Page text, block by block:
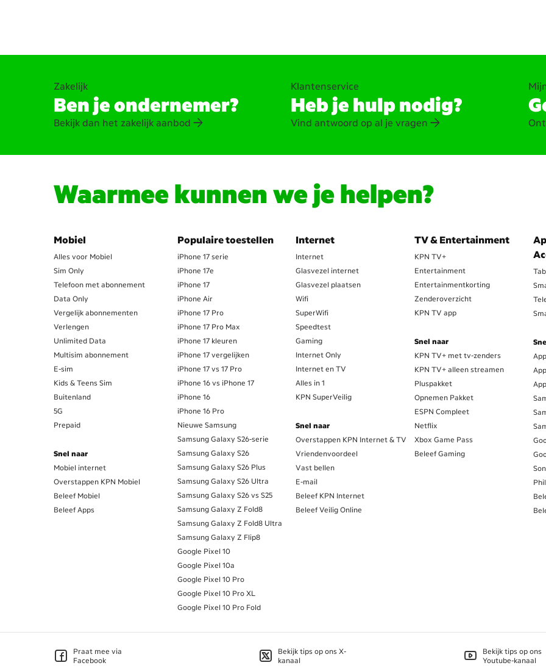
Zakelijk
Ben je ondernemer?
Bekijk dan het zakelijk aanbod
Klantenservice
Heb je hulp nodig?
Vind antwoord op al je vragen
Waarmee kunnen we je helpen?
Mobiel
Alles voor Mobiel
Sim Only
Telefoon met abonnement
Data Only
Vergelijk abonnementen
Verlengen
Unlimited Data
Multisim abonnement
E-sim
Kids & Teens Sim
Buitenland
5G
Prepaid
Snel naar
Mobiel internet
Overstappen KPN Mobiel
Beleef Mobiel
Beleef Apps
Populaire toestellen
iPhone 17 serie
iPhone 17e
iPhone 17
iPhone Air
iPhone 17 Pro
iPhone 17 Pro Max
iPhone 17 kleuren
iPhone 17 vergelijken
iPhone 17 vs 17 Pro
iPhone 16 vs iPhone 17
iPhone 16
iPhone 16 Pro
Nieuwe Samsung
Samsung Galaxy S26-serie
Samsung Galaxy S26
Samsung Galaxy S26 Plus
Samsung Galaxy S26 Ultra
Samsung Galaxy S26 vs S25
Samsung Galaxy Z Fold8
Samsung Galaxy Z Fold8 Ultra
Samsung Galaxy Z Flip8
Google Pixel 10
Google Pixel 10a
Google Pixel 10 Pro
Google Pixel 10 Pro XL
Google Pixel 10 Pro Fold
Internet
Internet
Glasvezel internet
Glasvezel plaatsen
Wifi
SuperWifi
Speedtest
Gaming
Internet Only
Internet en TV
Alles in 1
KPN SuperVeilig
Snel naar
Overstappen KPN Internet & TV
Vriendenvoordeel
Vast bellen
E-mail
Beleef KPN Internet
Beleef Veilig Online
TV & Entertainment
KPN TV+
Entertainment
Entertainmentkorting
Zenderoverzicht
KPN TV app
Snel naar
KPN TV+ met tv-zenders
KPN TV+ alleen streamen
Pluspakket
Opnemen Pakket
ESPN Compleet
Netflix
Xbox Game Pass
Beleef Gaming
Praat mee via
Facebook
Bekijk tips op ons X-
kanaal
Bekijk tips op ons
Youtube-kanaal